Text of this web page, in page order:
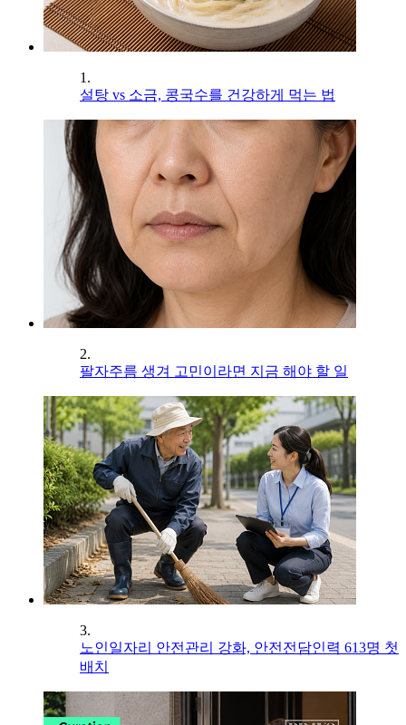
1.
설탕 vs 소금, 콩국수를 건강하게 먹는 법
2.
팔자주름 생겨 고민이라면 지금 해야 할 일
3.
노인일자리 안전관리 강화, 안전전담인력 613명 첫
배치